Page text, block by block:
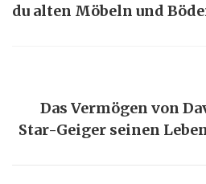
du alten Möbeln und
Das Vermögen von
Star-Geiger seinen